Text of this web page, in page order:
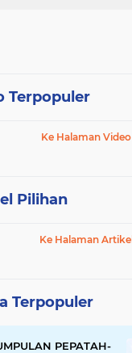
Terpopuler
Ke Halaman Video
Pilihan
Ke Halaman Artikel
Terpopuler
PEPATAH-